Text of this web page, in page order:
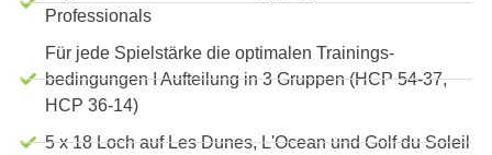
Professionals
Für jede Spielstärke die optimalen Trainings­
bedingungen I Aufteilung in 3 Gruppen (HCP 54-37,
HCP 36-14)
5 x 18 Loch auf Les Dunes, L'Ocean und Golf du Soleil